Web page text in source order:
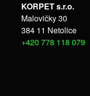
KORPET s.r.o.
Malovičky 30
384 11 Netolice
+420 778 118 079